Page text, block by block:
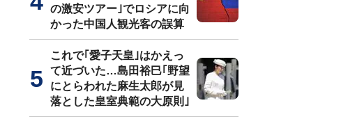
の激安ツアー｣でロシアに向
かった中国人観光客の誤算
これで｢愛子天皇｣はかえっ
て近づいた…島田裕巳｢野望
にとらわれた麻生太郎が見
落とした皇室典範の大原則｣